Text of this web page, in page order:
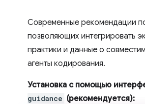
Современные рекомендации
позволяющих интегрировать
практики и данные о
агенты кодирования.
Установка с помощью
guidance (рекомендуется):